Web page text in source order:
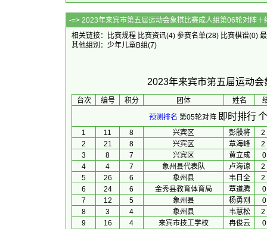
-=> 2023年来宾市第五屇运动会象棋比
相关链接：
比赛规程 比赛资讯(4) 参赛名单(28) 比赛棋谱(0)
其他组别： 少年儿童B组(7)
2023年来宾市第五屇运动
台次 编号 积分 团体 姓名
预测排名 第05轮对阵 即时排行
1 11 8 兴宾区 彭殷将
2
2
21 8 兴宾区 覃海峰
2
3
8 7 兴宾区 黄立成
4
4 7 象州县代表队 卢海谅
2
5
26 6 象州县 韦日全
2
6
24 6 金秀县教育体育局 覃道腾
7
12 5 象州县 杨勇刚
8
3 4 象州县 韦慧松
2
9
16 4 来宾市技工学校 冉俊云